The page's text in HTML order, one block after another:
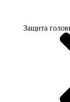
Защита